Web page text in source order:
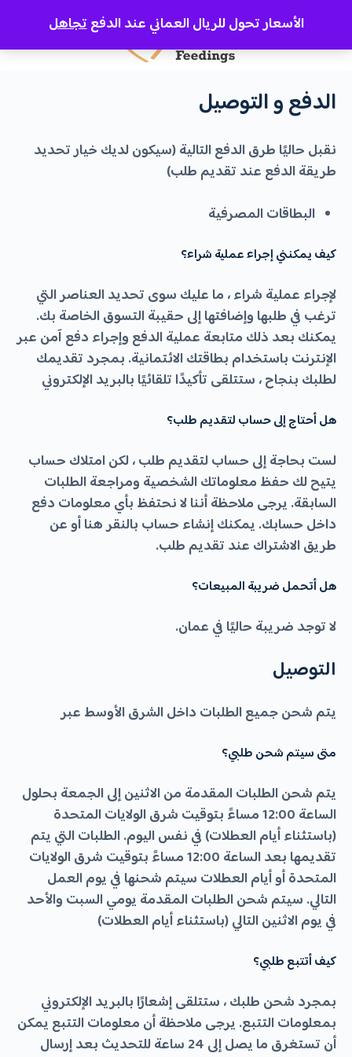
الأسعار تحول للريال العماني عند الدفعتجاهل
الدفع و التوصيل
نقبل حاليًا طرق الدفع التالية (سيكون لديك خيار تحديد
طريقة الدفع عند تقديم طلب)
البطاقات المصرفية
كيف يمكنني إجراء عملية شراء؟
لإجراء عملية شراء ، ما عليك سوى تحديد العناصر التي
ترغب في طلبها وإضافتها إلى حقيبة التسوق الخاصة بك.
يمكنك بعد ذلك متابعة عملية الدفع وإجراء دفع آمن عبر
الإنترنت باستخدام بطاقتك الائتمانية. بمجرد تقديمك
لطلبك بنجاح ، ستتلقى تأكيدًا تلقائيًا بالبريد الإلكتروني
هل أحتاج إلى حساب لتقديم طلب؟
لست بحاجة إلى حساب لتقديم طلب ، لكن امتلاك حساب
يتيح لك حفظ معلوماتك الشخصية ومراجعة الطلبات
السابقة. يرجى ملاحظة أننا لا نحتفظ بأي معلومات دفع
داخل حسابك. يمكنك إنشاء حساب بالنقر هنا أو عن
طريق الاشتراك عند تقديم طلب.
هل أتحمل ضريبة المبيعات؟
لا توجد ضريبة حاليًا في عمان.
التوصيل
يتم شحن جميع الطلبات داخل الشرق الأوسط عبر
متى سيتم شحن طلبي؟
يتم شحن الطلبات المقدمة من الاثنين إلى الجمعة بحلول
الساعة 12:00 مساءً بتوقيت شرق الولايات المتحدة
(باستثناء أيام العطلات) في نفس اليوم. الطلبات التي يتم
تقديمها بعد الساعة 12:00 مساءً بتوقيت شرق الولايات
المتحدة أو أيام العطلات سيتم شحنها في يوم العمل
التالي. سيتم شحن الطلبات المقدمة يومي السبت والأحد
في يوم الاثنين التالي (باستثناء أيام العطلات)
كيف أتتبع طلبي؟
بمجرد شحن طلبك ، ستتلقى إشعارًا بالبريد الإلكتروني
بمعلومات التتبع. يرجى ملاحظة أن معلومات التتبع يمكن
أن تستغرق ما يصل إلى 24 ساعة للتحديث بعد إرسال